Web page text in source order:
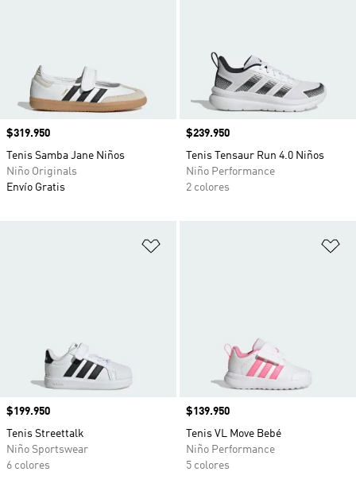
Precio
$319.950
Tenis Samba Jane Niños
Niño Originals
Envío Gratis
Precio
$239.950
Tenis Tensaur Run 4.0 Niños
Niño Performance
2 colores
Precio
$199.950
Tenis Streettalk
Niño Sportswear
6 colores
Precio
$139.950
Tenis VL Move Bebé
Niño Performance
5 colores